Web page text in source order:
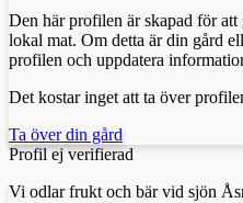
Den här profilen är skapad för
lokal mat. Om detta är din gård
profilen och uppdatera
Det kostar inget att ta över
Ta över din gård
Profil ej verifierad
Vi odlar frukt och bär vid sjön